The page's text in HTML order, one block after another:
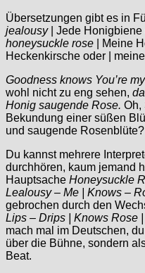
Übersetzungen gibt es in
jealousy
| Jede
honeysuckle rose | Meine
Heckenkirsche oder |
Goodness knows You’re
wohl nicht zu eng sehen,
Honig saugende Rose. Oh,
Bekundung einer süßen
und saugende Rosenblüte?
Du kannst mehrere
durchhören, kaum jemand
Hauptsache Honeysuckle
Lealousy – Me | Knows –
gebrochen durch den
Lips – Drips | Knows Rose
mach mal im Deutschen,
über die Bühne, sondern
Beat.